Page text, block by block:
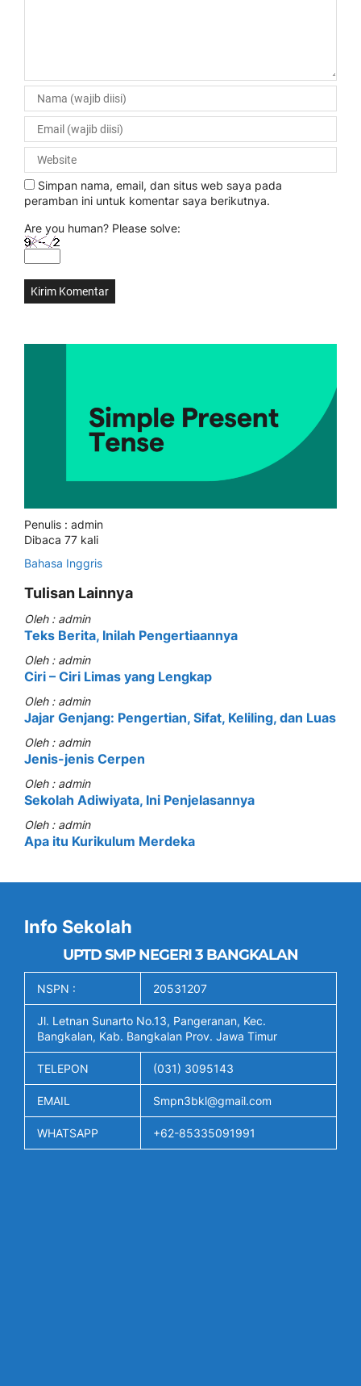
Simpan nama, email, dan situs web saya pada
peramban ini untuk komentar saya berikutnya.
Are you human? Please solve:
Penulis : admin
Dibaca 77 kali
Bahasa Inggris
Tulisan Lainnya
Oleh : admin
Teks Berita, Inilah Pengertiaannya
Oleh : admin
Ciri – Ciri Limas yang Lengkap
Oleh : admin
Jajar Genjang: Pengertian, Sifat, Keliling, dan Luas
Oleh : admin
Jenis-jenis Cerpen
Oleh : admin
Sekolah Adiwiyata, Ini Penjelasannya
Oleh : admin
Apa itu Kurikulum Merdeka
Info Sekolah
UPTD SMP NEGERI 3 BANGKALAN
NSPN : 20531207
Jl. Letnan Sunarto No.13, Pangeranan, Kec.
Bangkalan, Kab. Bangkalan Prov. Jawa Timur
TELEPON (031) 3095143
EMAIL Smpn3bkl@gmail.com
WHATSAPP +62-85335091991